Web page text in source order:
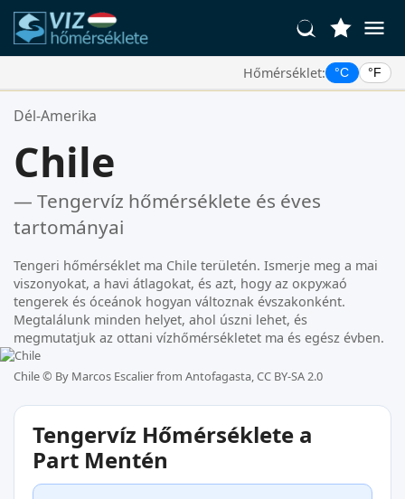
Hőmérséklet: °C °F
Kedvenc Helyszínei:
Dél-Amerika
Chile
— Tengervíz hőmérséklete és éves
tartományai
Tengeri hőmérséklet ma Chile területén. Ismerje meg a mai
viszonyokat, a havi átlagokat, és azt, hogy az окружаó
tengerek és óceánok hogyan változnak évszakonként.
Megtalálunk minden helyet, ahol úszni lehet, és
megmutatjuk az ottani vízhőmérsékletet ma és egész évben.
Chile © By Marcos Escalier from Antofagasta, CC BY-SA 2.0
Tengervíz Hőmérséklete a
Part Mentén